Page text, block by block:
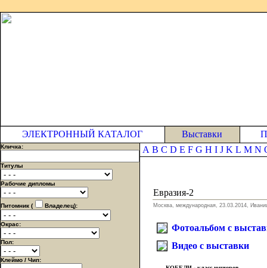
ЭЛЕКТРОННЫЙ КАТАЛОГ Выставки
Кличка:
Титулы
Рабочие дипломы
Питомник ( Владелец):
Окрас:
Пол:
Клеймо / Чип:
A B C D E F G H I J K L M N
Евразия-2
Москва, международная, 23.03.2014,
Фотоальбом с
Видео с выставки